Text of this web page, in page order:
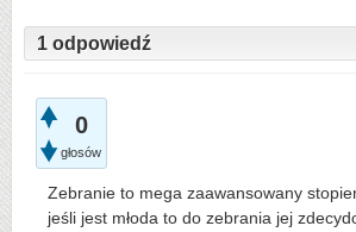
1 odpowiedź
0
głosów
Zebranie to mega zaawansowany
jeśli jest młoda to do zebrania jej